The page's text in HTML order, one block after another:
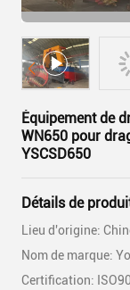
Équipement de
WN650 pour
YSCSD650
Détails de
Lieu d'origine:
Nom de marque:
Certification: